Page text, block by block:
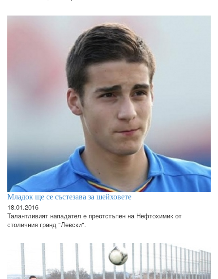
Младок ще се състезава за шейховете
18.01.2016
Талантливият нападател е преотстъпен на Нефтохимик от
столичния гранд "Левски".